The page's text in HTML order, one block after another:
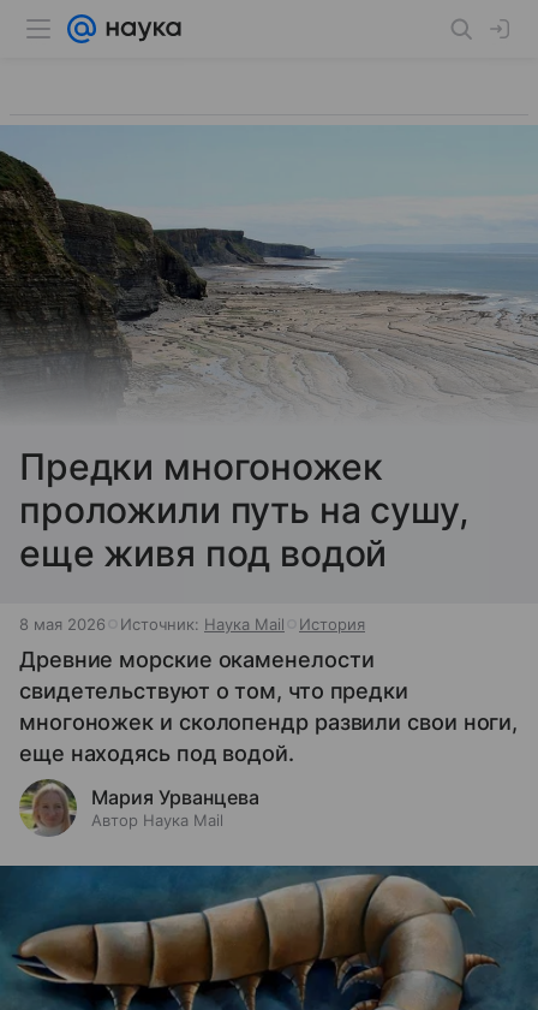
Предки многоножек
проложили путь на сушу,
еще живя под водой
8 мая 2026 Источник: Наука Mail История
Древние морские окаменелости
свидетельствуют о том, что предки
многоножек и сколопендр развили свои ноги,
еще находясь под водой.
Мария Урванцева
Автор Наука Mail